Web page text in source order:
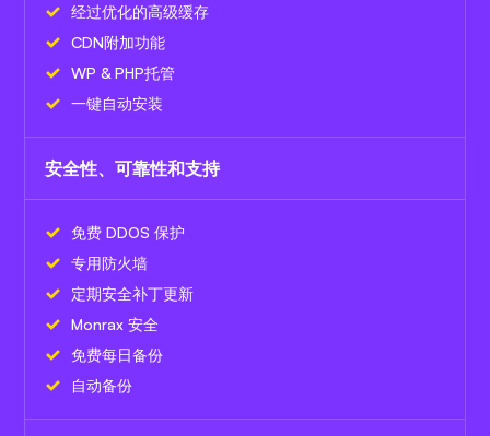
经过优化的高级缓存
CDN附加功能
WP & PHP托管
一键自动安装
安全性、可靠性和支持
免费 DDOS 保护
专用防火墙
定期安全补丁更新
Monrax 安全
免费每日备份
自动备份